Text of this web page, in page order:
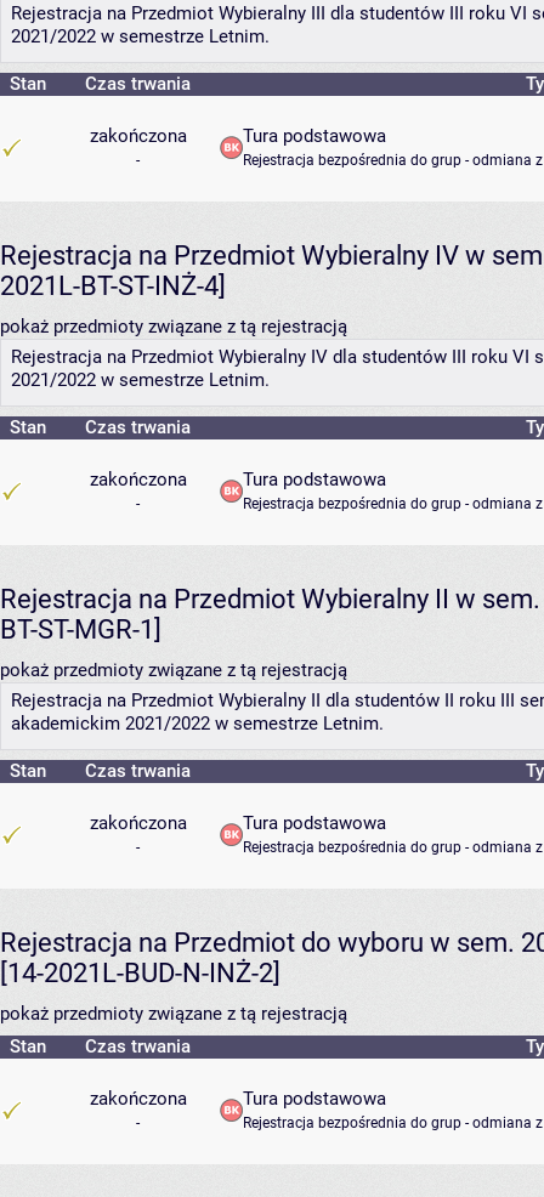
Rejestracja na Przedmiot Wybieralny III dla studentów III roku VI
2021/2022 w semestrze Letnim.
Stan Czas trwania
zakończona
-
Tura podstawowa
Rejestracja bezpośrednia do grup - odmiana
Rejestracja na Przedmiot Wybieralny IV w
2021L-BT-ST-INŻ-4]
pokaż przedmioty związane z tą rejestracją
Rejestracja na Przedmiot Wybieralny IV dla studentów III roku VI
2021/2022 w semestrze Letnim.
Stan Czas trwania
zakończona
-
Tura podstawowa
Rejestracja bezpośrednia do grup - odmiana
Rejestracja na Przedmiot Wybieralny II w
BT-ST-MGR-1]
pokaż przedmioty związane z tą rejestracją
Rejestracja na Przedmiot Wybieralny II dla studentów II roku III
akademickim 2021/2022 w semestrze Letnim.
Stan Czas trwania
zakończona
-
Tura podstawowa
Rejestracja bezpośrednia do grup - odmiana
Rejestracja na Przedmiot do wyboru w sem.
[14-2021L-BUD-N-INŻ-2]
pokaż przedmioty związane z tą rejestracją
Stan
Czas trwania
zakończona
-
Tura podstawowa
Rejestracja bezpośrednia do grup - odmiana